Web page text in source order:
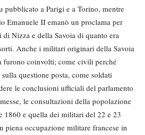
pubblicato a Parigi e a Torino, mentre
Emanuele II emanò un proclama per
Nizza e della Savoia di quanto era
Anche i militari originari della Savoia
furono coinvolti; come civili perché
questione posta, come soldati
le conclusioni ufficiali del parlamento
le consultazioni della popolazione
1860 e quella dei militari del 22 e 23
piena occupazione militare francese in